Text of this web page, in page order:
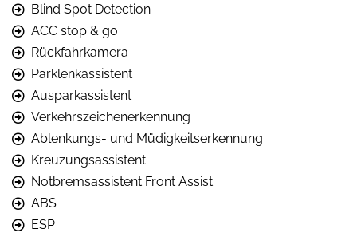
Blind Spot Detection
ACC stop & go
Rückfahrkamera
Parklenkassistent
Ausparkassistent
Verkehrszeichenerkennung
Ablenkungs- und Müdigkeitserkennung
Kreuzungsassistent
Notbremsassistent Front Assist
ABS
ESP